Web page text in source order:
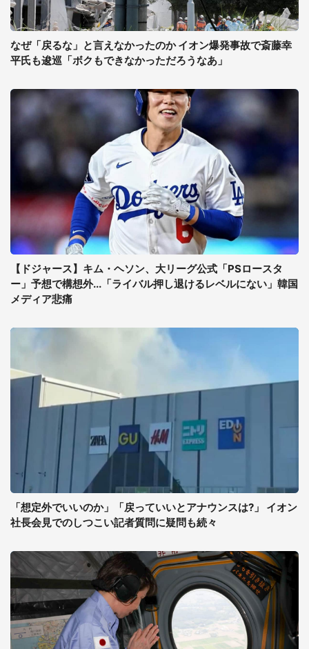
なぜ「戻るな」と言えなかったのか イオン爆発事故で斎藤幸
平氏も逡巡「ボクもできなかっただろうなあ」
【ドジャース】キム・ヘソン、大リーグ公式「PSロースタ
ー」予想で構想外...「ライバル押し退けるレベルにない」韓国
メディア悲痛
「想定外でいいのか」「戻っていいとアナウンスは?」 イオン
社長会見でのしつこい記者質問に疑問も続々